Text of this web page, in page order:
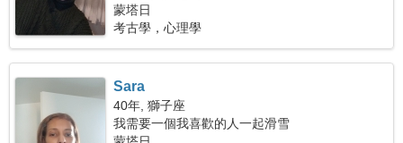
蒙塔日
考古學，心理學
Sara
40年, 獅子座
我需要一個我喜歡的人一起滑雪